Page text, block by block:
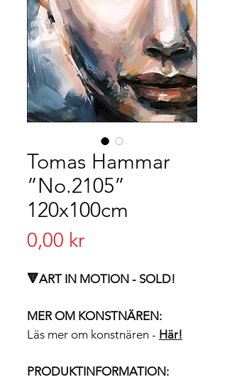
Tomas Hammar
”No.2105”
120x100cm
0,00 krPris
🔻ART IN MOTION - SOLD!
MER OM KONSTNÄREN:
Läs mer om konstnären - Här!
PRODUKTINFORMATION: